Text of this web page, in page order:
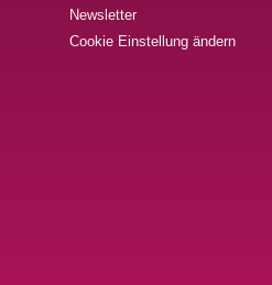
Newsletter
Cookie Einstellung ändern